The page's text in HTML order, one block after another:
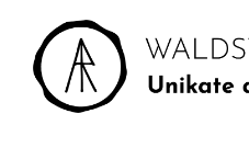
Hauptinhalt springen
Zur Suche springen
Zur Hauptnavigation